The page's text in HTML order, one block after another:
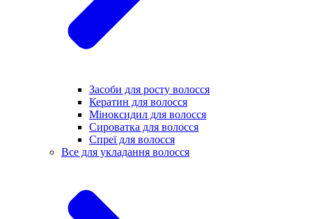
Засоби для росту волосся
Кератин для волосся
Міноксидил для волосся
Сироватка для волосся
Спреї для волосся
Все для укладання волосся